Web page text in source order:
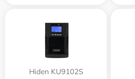
Hiden KU9102S